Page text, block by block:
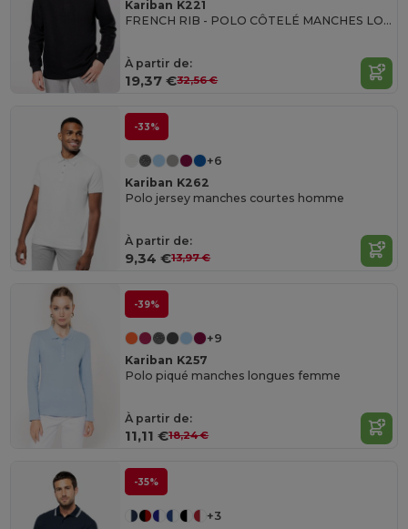
Kariban K221
FRENCH RIB - POLO CÔTELÉ MANCHES LONGUES
À partir de:
19,37 €32,56 €
-33%
+6
Kariban K262
Polo jersey manches courtes homme
À partir de:
9,34 €13,97 €
-39%
+9
Kariban K257
Polo piqué manches longues femme
À partir de:
11,11 €18,24 €
-35%
+3